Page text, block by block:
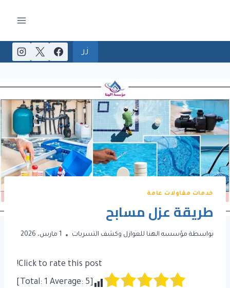
زر
خدمات مقاولات عامة
طريقة عزل مسابح
بواسطة مؤسسه الهنا للعوازل وكشف التسربات 1 مارس، 2026
Click to rate this post!
1 Average: 5